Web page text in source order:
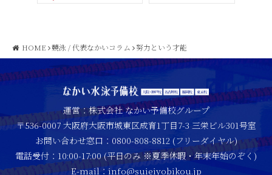
HOME 競泳 /代表なかいコラム 努力という才能
運営：株式会社 なかい予備校グループ
〒536-0007 大阪府大阪市城東区成育1丁目7-3 三栄ビル301号室
お問い合わせ窓口：0800-808-8812 (フリーダイヤル)
電話受付：10:00-17:00 (平日のみ ※夏季休暇・年末年始のぞく)
E-mail：info@suieiyobikou.jp